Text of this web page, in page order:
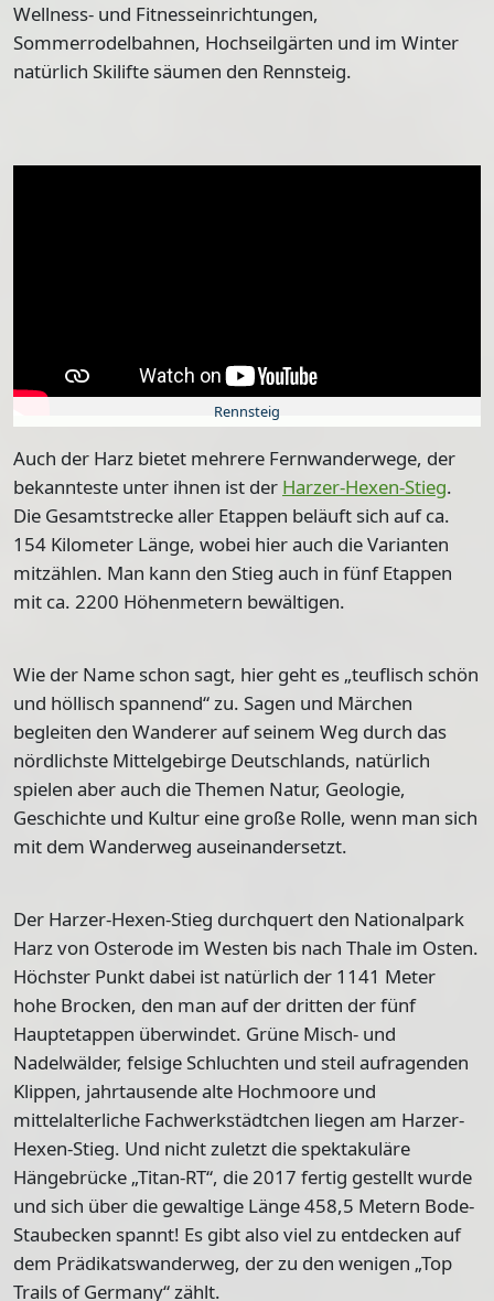
Wellness- und Fitnesseinrichtungen,
Sommerrodelbahnen, Hochseilgärten und im Winter
natürlich Skilifte säumen den Rennsteig.
Rennsteig
Auch der Harz bietet mehrere Fernwanderwege, der
bekannteste unter ihnen ist der Harzer-Hexen-Stieg.
Die Gesamtstrecke aller Etappen beläuft sich auf ca.
154 Kilometer Länge, wobei hier auch die Varianten
mitzählen. Man kann den Stieg auch in fünf Etappen
mit ca. 2200 Höhenmetern bewältigen.
Wie der Name schon sagt, hier geht es „teuflisch schön
und höllisch spannend“ zu. Sagen und Märchen
begleiten den Wanderer auf seinem Weg durch das
nördlichste Mittelgebirge Deutschlands, natürlich
spielen aber auch die Themen Natur, Geologie,
Geschichte und Kultur eine große Rolle, wenn man sich
mit dem Wanderweg auseinandersetzt.
Der Harzer-Hexen-Stieg durchquert den Nationalpark
Harz von Osterode im Westen bis nach Thale im Osten.
Höchster Punkt dabei ist natürlich der 1141 Meter
hohe Brocken, den man auf der dritten der fünf
Hauptetappen überwindet. Grüne Misch- und
Nadelwälder, felsige Schluchten und steil aufragenden
Klippen, jahrtausende alte Hochmoore und
mittelalterliche Fachwerkstädtchen liegen am Harzer-
Hexen-Stieg. Und nicht zuletzt die spektakuläre
Hängebrücke „Titan-RT“, die 2017 fertig gestellt wurde
und sich über die gewaltige Länge 458,5 Metern Bode-
Staubecken spannt! Es gibt also viel zu entdecken auf
dem Prädikatswanderweg, der zu den wenigen „Top
Trails of Germany“ zählt.